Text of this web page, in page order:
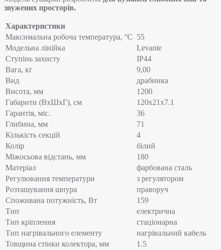
звужених просторів.
Характеристики
Максимальна робоча температура, °C 55
Модельна лінійка
Levante
Ступінь захисту
IP44
Вага, кг
9,00
Вид
драбинка
Висота, мм
1200
Габарити (ВхШхГ), см
120х21х7.1
Гарантія, міс.
36
Глибина, мм
71
Кількість секцій
4
Колір
білий
Міжосьова відстань, мм
180
Матеріал
фарбована сталь
Регулювання температури
з регулятором
Розташування шнура
праворуч
Споживана потужність, Вт
159
Тип
електрична
Тип кріплення
стаціонарна
Тип нагрівального елементу
нагрівальний кабель
Товщина стінки колектора, мм
1.5